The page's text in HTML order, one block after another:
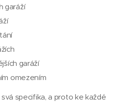
garáží
garáží
omezením
specifika, a proto ke každé